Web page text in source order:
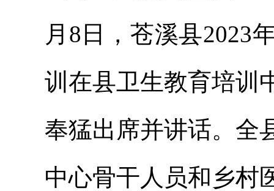
月8日，苍溪县2023
训在县卫生教育培训
奉猛出席并讲话。全
中心骨干人员和乡村